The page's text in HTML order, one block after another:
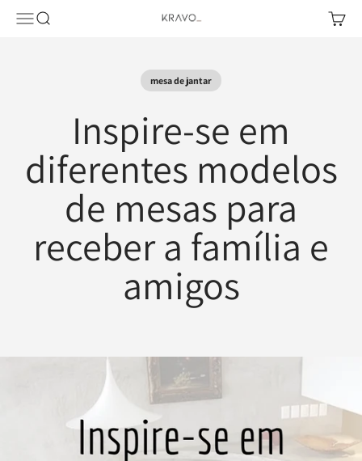
Pular para o conteúdo
Abrir menu de navegação
Abrir pesquisa KRAVO urban design Abrir
mesa de jantar
Inspire-se em
diferentes modelos
de mesas para
receber a família e
amigos